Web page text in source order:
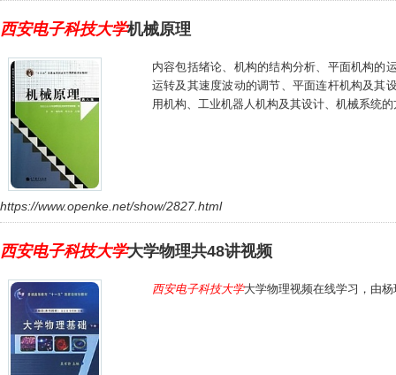
西安电子科技大学机械原理
内容包括绪论、机构的结构分析、平面机构的
运转及其速度波动的调节、平面连杆机构及其
用机构、工业机器人机构及其设计、机械系统
https://www.openke.net/show/2827.html
西安电子科技大学大学物理共48讲视频
西安电子科技大学大学物理视频在线学习，由